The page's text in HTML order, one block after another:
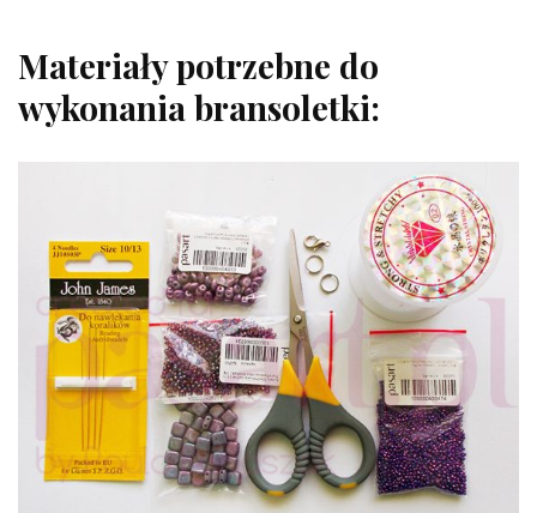
Materiały potrzebne do
wykonania bransoletki: